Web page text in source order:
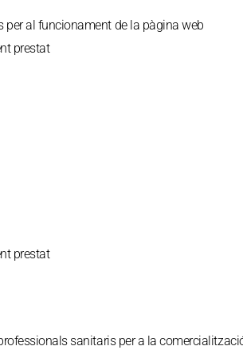
al funcionament de la pàgina web
prestat
prestat
sanitaris per a la